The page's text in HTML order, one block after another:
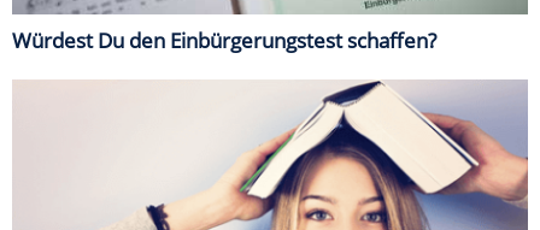
Würdest Du den Einbürgerungstest schaffen?